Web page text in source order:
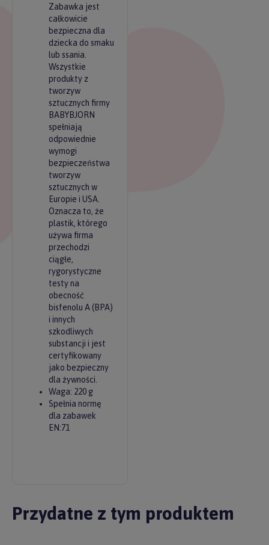
Zabawka jest
całkowicie
bezpieczna dla
dziecka do smaku
lub ssania.
Wszystkie
produkty z
tworzyw
sztucznych firmy
BABYBJORN
spełniają
odpowiednie
wymogi
bezpieczeństwa
tworzyw
sztucznych w
Europie i USA.
Oznacza to, że
plastik, którego
używa firma
przechodzi
ciągłe,
rygorystyczne
testy na
obecność
bisfenolu A (BPA)
i innych
szkodliwych
substancji i jest
certyfikowany
jako bezpieczny
dla żywności.
Waga: 220 g
Spełnia normę
dla zabawek
EN:71
Przydatne z tym produktem